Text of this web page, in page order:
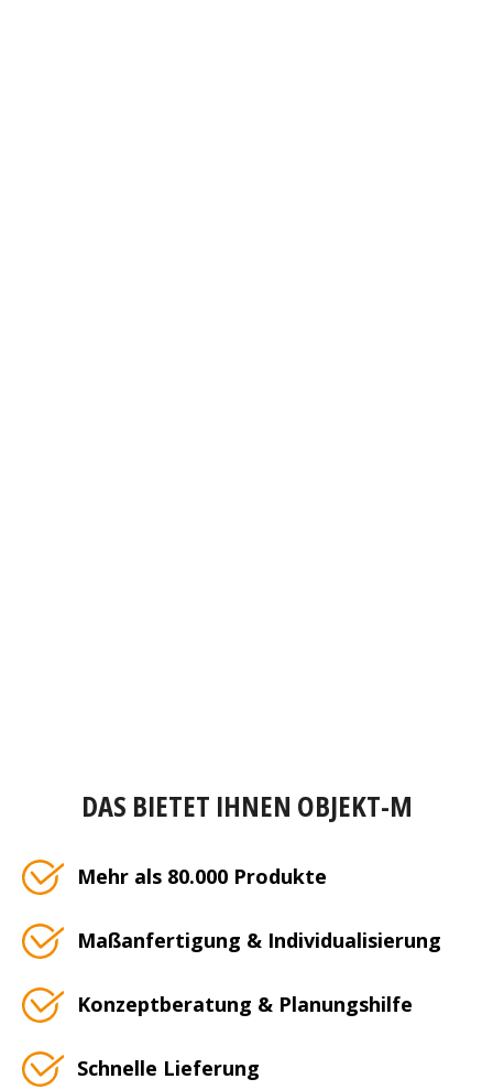
DAS BIETET IHNEN OBJEKT-M
Mehr als 80.000 Produkte
Maßanfertigung & Individualisierung
Konzeptberatung & Planungshilfe
Schnelle Lieferung